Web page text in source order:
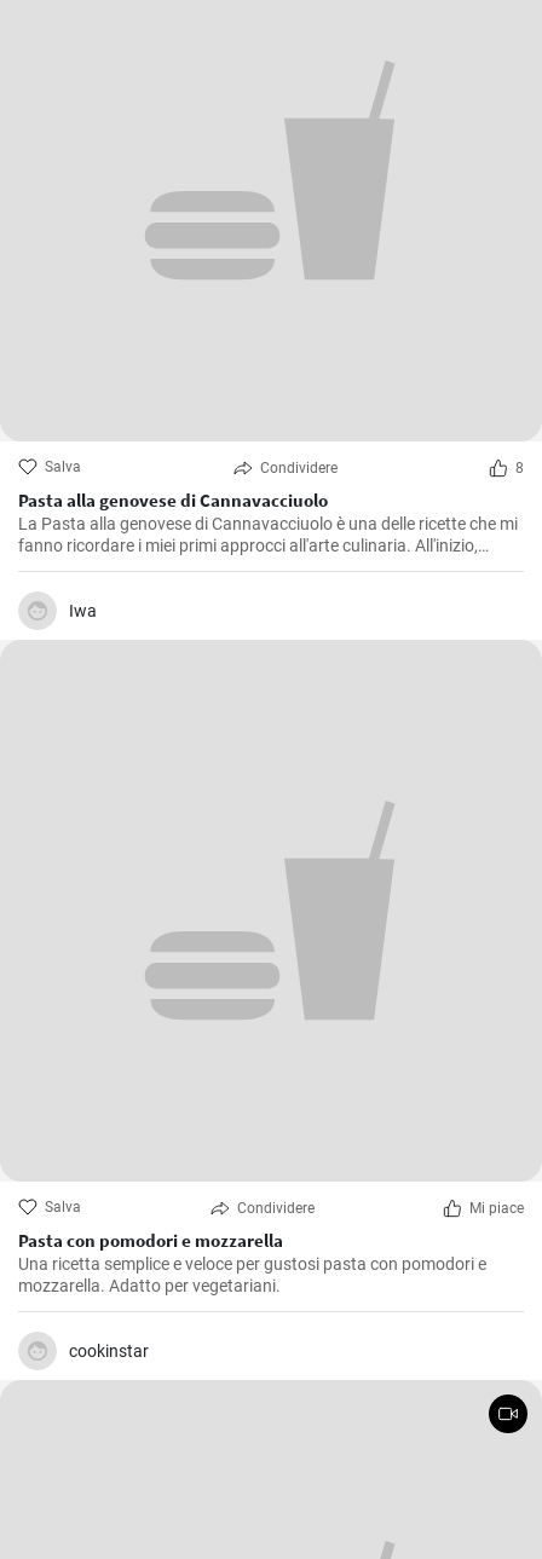
Salva Condividere 8
Pasta alla genovese di Cannavacciuolo
La Pasta alla genovese di Cannavacciuolo è una delle ricette che mi
fanno ricordare i miei primi approcci all'arte culinaria. All'inizio,
l'attenzione ai dettagli sembrava mettermi a dura prova. Tuttavia,
con il passare del tempo e un po' di pratica, ho scoperto che il vero
intento era svelare l'essenza autentica di ogni ingrediente. E' un
sugo gustoso e sapido che chiede tempo e dedizione, proprio come
Iwa
Salva Condividere Mi piace
Pasta con pomodori e mozzarella
Una ricetta semplice e veloce per gustosi pasta con pomodori e
mozzarella. Adatto per vegetariani.
cookinstar